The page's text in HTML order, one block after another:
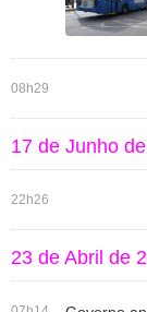
08h29
17 de Junho
22h26
23 de Abril de